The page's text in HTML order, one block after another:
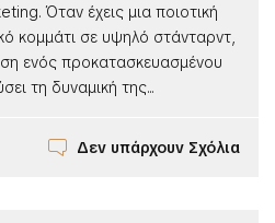
Όταν έχεις μια ποιοτική
κομμάτι σε υψηλό στάνταρντ,
ενός προκατασκευασμένου
τη δυναμική της...
Δεν υπάρχουν Σχόλια